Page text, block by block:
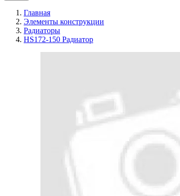
Главная
Элементы конструкции
Радиаторы
HS172-150 Радиатор